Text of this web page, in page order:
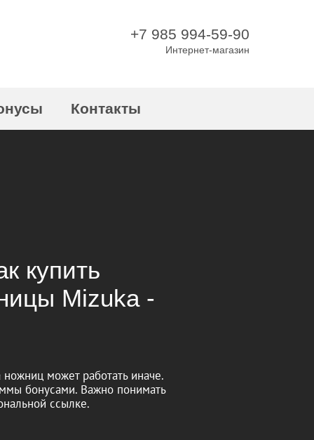
+7 985 994-59-90
Интернет-магазин
Контакты
купить
Mizuka -
может работать иначе.
бонусами. Важно понимать
ссылке.